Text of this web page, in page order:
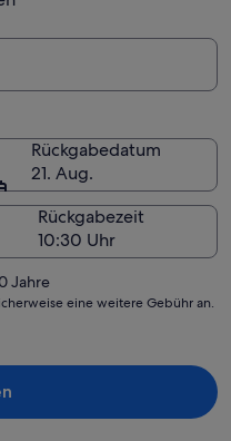
Rückgabedatum
21. Aug.
Rückgabezeit
Jahre
eine weitere Gebühr an.